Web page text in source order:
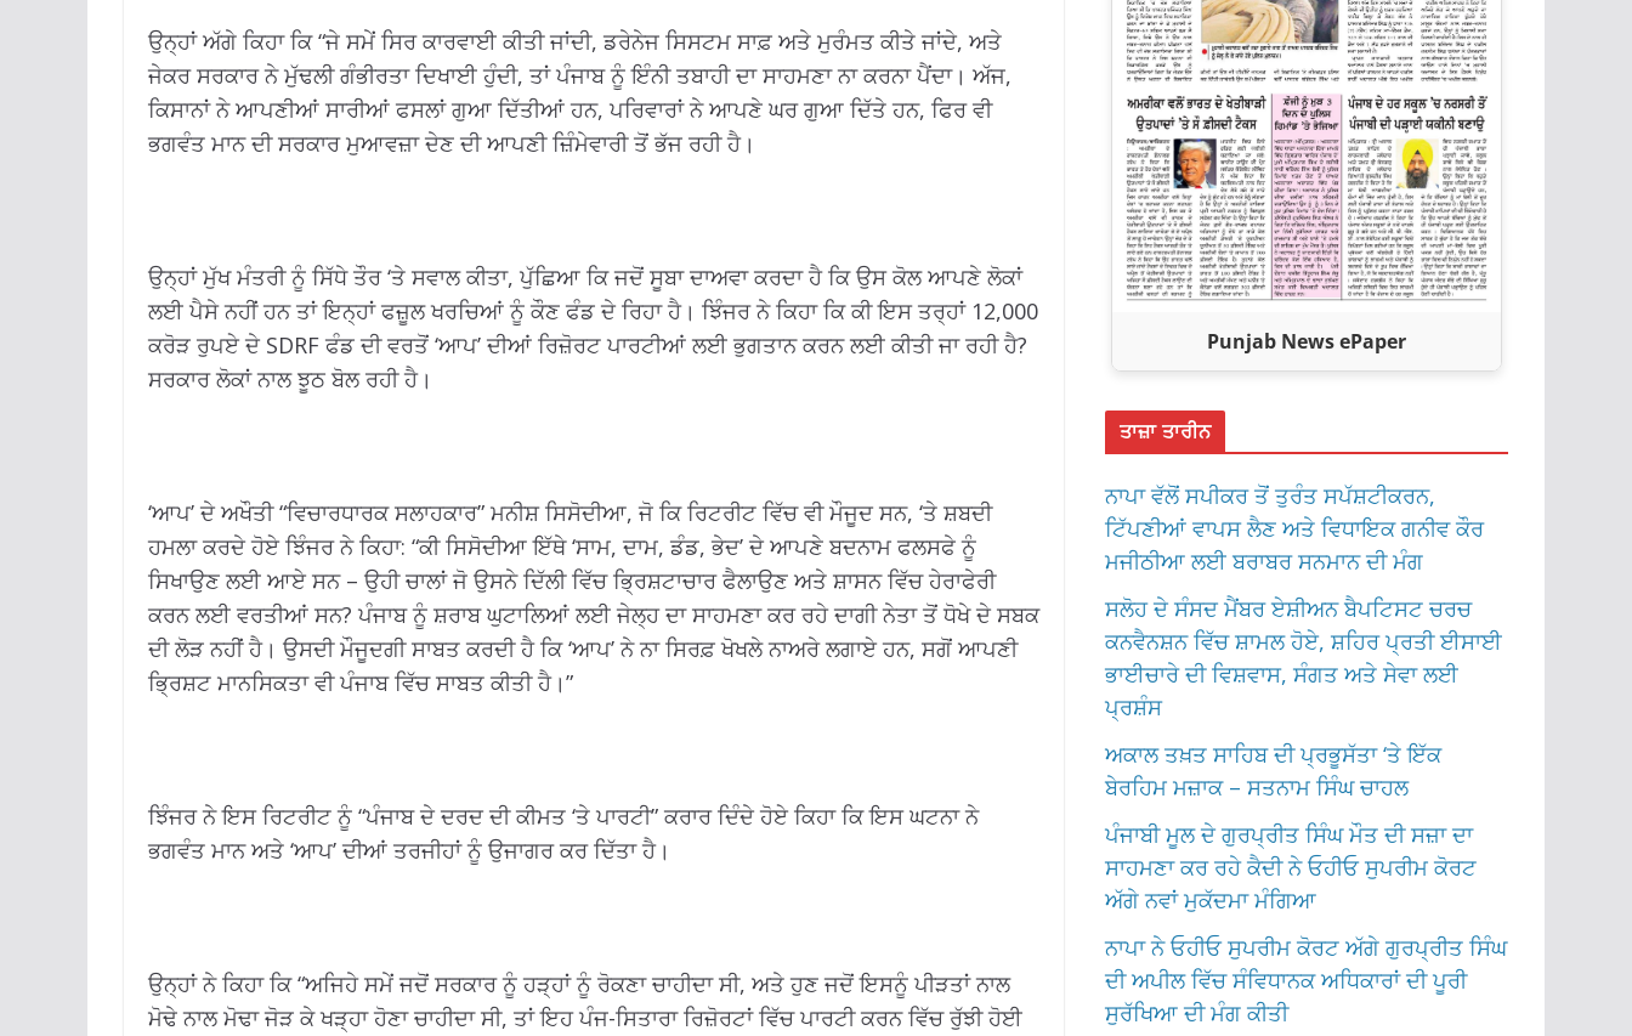
ਉਨ੍ਹਾਂ ਅੱਗੇ ਕਿਹਾ ਕਿ “ਜੇ ਸਮੇਂ ਸਿਰ ਕਾਰਵਾਈ ਕੀਤੀ ਜਾਂਦੀ, ਡਰੇਨੇਜ ਸਿਸਟਮ ਸਾਫ਼ ਅਤੇ ਮੁਰੰਮਤ ਕੀਤੇ ਜਾਂਦੇ, ਅਤੇ
ਜੇਕਰ ਸਰਕਾਰ ਨੇ ਮੁੱਢਲੀ ਗੰਭੀਰਤਾ ਦਿਖਾਈ ਹੁੰਦੀ, ਤਾਂ ਪੰਜਾਬ ਨੂੰ ਇੰਨੀ ਤਬਾਹੀ ਦਾ ਸਾਹਮਣਾ ਨਾ ਕਰਨਾ ਪੈਂਦਾ। ਅੱਜ,
ਕਿਸਾਨਾਂ ਨੇ ਆਪਣੀਆਂ ਸਾਰੀਆਂ ਫਸਲਾਂ ਗੁਆ ਦਿੱਤੀਆਂ ਹਨ, ਪਰਿਵਾਰਾਂ ਨੇ ਆਪਣੇ ਘਰ ਗੁਆ ਦਿੱਤੇ ਹਨ, ਫਿਰ ਵੀ
ਭਗਵੰਤ ਮਾਨ ਦੀ ਸਰਕਾਰ ਮੁਆਵਜ਼ਾ ਦੇਣ ਦੀ ਆਪਣੀ ਜ਼ਿੰਮੇਵਾਰੀ ਤੋਂ ਭੱਜ ਰਹੀ ਹੈ।
ਉਨ੍ਹਾਂ ਮੁੱਖ ਮੰਤਰੀ ਨੂੰ ਸਿੱਧੇ ਤੌਰ ‘ਤੇ ਸਵਾਲ ਕੀਤਾ, ਪੁੱਛਿਆ ਕਿ ਜਦੋਂ ਸੂਬਾ ਦਾਅਵਾ ਕਰਦਾ ਹੈ ਕਿ ਉਸ ਕੋਲ ਆਪਣੇ ਲੋਕਾਂ
ਲਈ ਪੈਸੇ ਨਹੀਂ ਹਨ ਤਾਂ ਇਨ੍ਹਾਂ ਫਜ਼ੂਲ ਖਰਚਿਆਂ ਨੂੰ ਕੌਣ ਫੰਡ ਦੇ ਰਿਹਾ ਹੈ। ਝਿੰਜਰ ਨੇ ਕਿਹਾ ਕਿ ਕੀ ਇਸ ਤਰ੍ਹਾਂ 12,000
ਕਰੋੜ ਰੁਪਏ ਦੇ SDRF ਫੰਡ ਦੀ ਵਰਤੋਂ ‘ਆਪ’ ਦੀਆਂ ਰਿਜ਼ੋਰਟ ਪਾਰਟੀਆਂ ਲਈ ਭੁਗਤਾਨ ਕਰਨ ਲਈ ਕੀਤੀ ਜਾ ਰਹੀ ਹੈ?
ਸਰਕਾਰ ਲੋਕਾਂ ਨਾਲ ਝੂਠ ਬੋਲ ਰਹੀ ਹੈ।
‘ਆਪ’ ਦੇ ਅਖੌਤੀ “ਵਿਚਾਰਧਾਰਕ ਸਲਾਹਕਾਰ” ਮਨੀਸ਼ ਸਿਸੋਦੀਆ, ਜੋ ਕਿ ਰਿਟਰੀਟ ਵਿੱਚ ਵੀ ਮੌਜੂਦ ਸਨ, ‘ਤੇ ਸ਼ਬਦੀ
ਹਮਲਾ ਕਰਦੇ ਹੋਏ ਝਿੰਜਰ ਨੇ ਕਿਹਾ: “ਕੀ ਸਿਸੋਦੀਆ ਇੱਥੇ ‘ਸਾਮ, ਦਾਮ, ਡੰਡ, ਭੇਦ’ ਦੇ ਆਪਣੇ ਬਦਨਾਮ ਫਲਸਫੇ ਨੂੰ
ਸਿਖਾਉਣ ਲਈ ਆਏ ਸਨ – ਉਹੀ ਚਾਲਾਂ ਜੋ ਉਸਨੇ ਦਿੱਲੀ ਵਿੱਚ ਭ੍ਰਿਸ਼ਟਾਚਾਰ ਫੈਲਾਉਣ ਅਤੇ ਸ਼ਾਸਨ ਵਿੱਚ ਹੇਰਾਫੇਰੀ
ਕਰਨ ਲਈ ਵਰਤੀਆਂ ਸਨ? ਪੰਜਾਬ ਨੂੰ ਸ਼ਰਾਬ ਘੁਟਾਲਿਆਂ ਲਈ ਜੇਲ੍ਹ ਦਾ ਸਾਹਮਣਾ ਕਰ ਰਹੇ ਦਾਗੀ ਨੇਤਾ ਤੋਂ ਧੋਖੇ ਦੇ ਸਬਕ
ਦੀ ਲੋੜ ਨਹੀਂ ਹੈ। ਉਸਦੀ ਮੌਜੂਦਗੀ ਸਾਬਤ ਕਰਦੀ ਹੈ ਕਿ ‘ਆਪ’ ਨੇ ਨਾ ਸਿਰਫ਼ ਖੋਖਲੇ ਨਾਅਰੇ ਲਗਾਏ ਹਨ, ਸਗੋਂ ਆਪਣੀ
ਭ੍ਰਿਸ਼ਟ ਮਾਨਸਿਕਤਾ ਵੀ ਪੰਜਾਬ ਵਿੱਚ ਸਾਬਤ ਕੀਤੀ ਹੈ।”
ਝਿੰਜਰ ਨੇ ਇਸ ਰਿਟਰੀਟ ਨੂੰ “ਪੰਜਾਬ ਦੇ ਦਰਦ ਦੀ ਕੀਮਤ ‘ਤੇ ਪਾਰਟੀ” ਕਰਾਰ ਦਿੰਦੇ ਹੋਏ ਕਿਹਾ ਕਿ ਇਸ ਘਟਨਾ ਨੇ
ਭਗਵੰਤ ਮਾਨ ਅਤੇ ‘ਆਪ’ ਦੀਆਂ ਤਰਜੀਹਾਂ ਨੂੰ ਉਜਾਗਰ ਕਰ ਦਿੱਤਾ ਹੈ।
ਉਨ੍ਹਾਂ ਨੇ ਕਿਹਾ ਕਿ “ਅਜਿਹੇ ਸਮੇਂ ਜਦੋਂ ਸਰਕਾਰ ਨੂੰ ਹੜ੍ਹਾਂ ਨੂੰ ਰੋਕਣਾ ਚਾਹੀਦਾ ਸੀ, ਅਤੇ ਹੁਣ ਜਦੋਂ ਇਸਨੂੰ ਪੀੜਤਾਂ ਨਾਲ
ਮੋਢੇ ਨਾਲ ਮੋਢਾ ਜੋੜ ਕੇ ਖੜ੍ਹਾ ਹੋਣਾ ਚਾਹੀਦਾ ਸੀ, ਤਾਂ ਇਹ ਪੰਜ-ਸਿਤਾਰਾ ਰਿਜ਼ੋਰਟਾਂ ਵਿੱਚ ਪਾਰਟੀ ਕਰਨ ਵਿੱਚ ਰੁੱਝੀ ਹੋਈ
Punjab News ePaper
ਤਾਜ਼ਾ ਤਾਰੀਨ
ਨਾਪਾ ਵੱਲੋਂ ਸਪੀਕਰ ਤੋਂ ਤੁਰੰਤ ਸਪੱਸ਼ਟੀਕਰਨ,
ਟਿੱਪਣੀਆਂ ਵਾਪਸ ਲੈਣ ਅਤੇ ਵਿਧਾਇਕ ਗਨੀਵ ਕੌਰ
ਮਜੀਠੀਆ ਲਈ ਬਰਾਬਰ ਸਨਮਾਨ ਦੀ ਮੰਗ
ਸਲੋਹ ਦੇ ਸੰਸਦ ਮੈਂਬਰ ਏਸ਼ੀਅਨ ਬੈਪਟਿਸਟ ਚਰਚ
ਕਨਵੈਨਸ਼ਨ ਵਿੱਚ ਸ਼ਾਮਲ ਹੋਏ, ਸ਼ਹਿਰ ਪ੍ਰਤੀ ਈਸਾਈ
ਭਾਈਚਾਰੇ ਦੀ ਵਿਸ਼ਵਾਸ, ਸੰਗਤ ਅਤੇ ਸੇਵਾ ਲਈ
ਪ੍ਰਸ਼ੰਸ
ਅਕਾਲ ਤਖ਼ਤ ਸਾਹਿਬ ਦੀ ਪ੍ਰਭੂਸੱਤਾ ‘ਤੇ ਇੱਕ
ਬੇਰਹਿਮ ਮਜ਼ਾਕ – ਸਤਨਾਮ ਸਿੰਘ ਚਾਹਲ
ਪੰਜਾਬੀ ਮੂਲ ਦੇ ਗੁਰਪ੍ਰੀਤ ਸਿੰਘ ਮੌਤ ਦੀ ਸਜ਼ਾ ਦਾ
ਸਾਹਮਣਾ ਕਰ ਰਹੇ ਕੈਦੀ ਨੇ ਓਹੀਓ ਸੁਪਰੀਮ ਕੋਰਟ
ਅੱਗੇ ਨਵਾਂ ਮੁਕੱਦਮਾ ਮੰਗਿਆ
ਨਾਪਾ ਨੇ ਓਹੀਓ ਸੁਪਰੀਮ ਕੋਰਟ ਅੱਗੇ ਗੁਰਪ੍ਰੀਤ ਸਿੰਘ
ਦੀ ਅਪੀਲ ਵਿੱਚ ਸੰਵਿਧਾਨਕ ਅਧਿਕਾਰਾਂ ਦੀ ਪੂਰੀ
ਸੁਰੱਖਿਆ ਦੀ ਮੰਗ ਕੀਤੀ